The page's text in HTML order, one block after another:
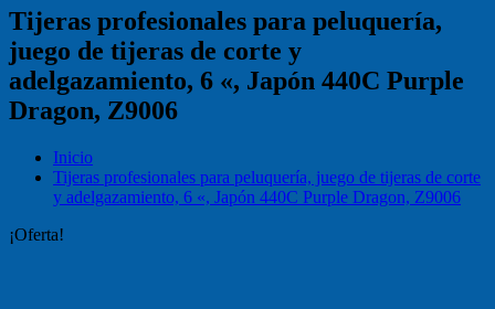
Tijeras profesionales para peluquería,
juego de tijeras de corte y
adelgazamiento, 6 «, Japón 440C Purple
Dragon, Z9006
Inicio
Tijeras profesionales para peluquería, juego de tijeras de corte
y adelgazamiento, 6 «, Japón 440C Purple Dragon, Z9006
¡Oferta!